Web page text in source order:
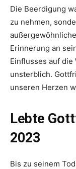
Die Beerdigung
zu nehmen,
Erinnerung an
Einflusses auf die
unsterblich.
unseren Herzen
Lebte
2023
Bis zu seinem